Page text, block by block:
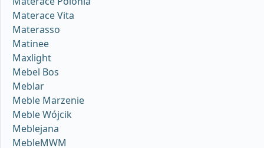
Materace Vita
Materasso
Matinee
Maxlight
Mebel Bos
Meblar
Meble Marzenie
Meble Wójcik
Meblejana
MebleMWM